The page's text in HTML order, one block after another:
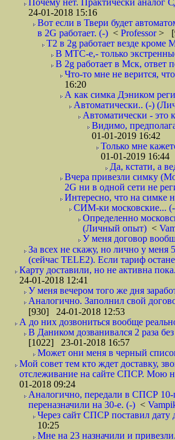
Почему нет. Практически аналог
24-01-2018 15:16
Вот если в Твери будет
в 2G работает. (-) < Professor>
T2 в 2g работает везде
В МТС-е,- только
В 2g работает в Мск, ответ
Что-то мне не верится,
16:20
А как симка Дэником
Автоматически.. (-)
Автоматически - это
Видимо,
01-01-2019 16:42
Только мне
01-01-2019 16:44
Да, кстати, а
Вчера привезли симку
2G ни в одной сети не
Интересно, что на симке
СИМ-ки московские...
Определенно
(Личный опыт) <
У меня договор
За всех не скажу, но лично у меня
(сейчас TELE2). Если тариф
Карту доставили, но не активна
24-01-2018 12:41
У меня вечером того же дня
Аналогично. Заполнил свой
[930] 24-01-2018 12:53
А до них дозвониться вообще
В Даником дозванивался 2 раза
[1022] 23-01-2018 16:57
Может они меня в черный
Мой совет тем кто ждет доставку,
отслеживание на сайте СПСР. Мою
01-2018 09:24
Аналогично, передали в СПСР 10-
переназначили на 30-е. (-) <
Через сайт СПСР поставил дату
10:25
Мне на 23 назначили и